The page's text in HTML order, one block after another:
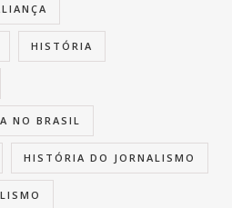
HISTÓRIA
NO BRASIL
HISTÓRIA DO JORNALISMO